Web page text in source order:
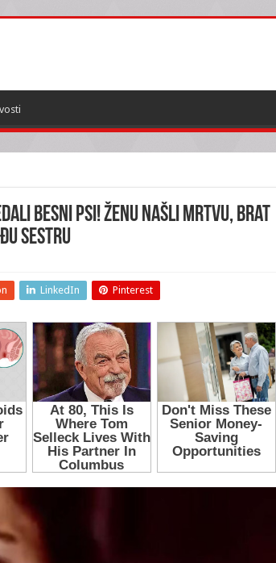
BESNI PSI! Ženu našli mrtvu, brat
sestru
LinkedIn Pinterest